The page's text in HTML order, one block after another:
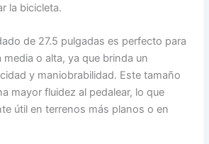
la bicicleta.
de 27.5 pulgadas es perfecto para
media o alta, ya que brinda un
y maniobrabilidad. Este tamaño
mayor fluidez al pedalear, lo que
útil en terrenos más planos o en